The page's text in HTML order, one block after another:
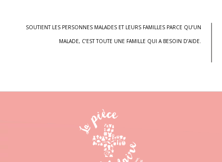
SOUTIENT LES PERSONNES MALADES ET LEURS FAMILLES PARCE QU’UN
MALADE, C’EST TOUTE UNE FAMILLE QUI A BESOIN D’AIDE.